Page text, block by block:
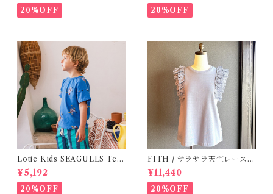
20%OFF 20%OFF
Lotie Kids SEAGULLS Tee
(12m- 8Y)
¥5,192
20%OFF
FITH / サラサラ天竺レースT
シャツ (BL) / 145・155
¥11,440
20%OFF